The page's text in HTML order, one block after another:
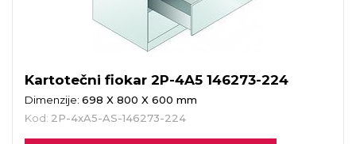
Kartotečni fiokar 2P-4A5 146273-224
Dimenzije: 698 X 800 X 600 mm
Kod: 2P-4xA5-AS-146273-224